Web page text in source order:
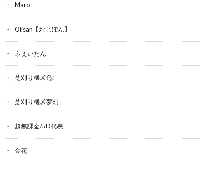
Maro
Ojisan【おじぽん】
ふぇいたん
芝刈り機〆危!
芝刈り機〆夢幻
超無課金/αD代表
金花